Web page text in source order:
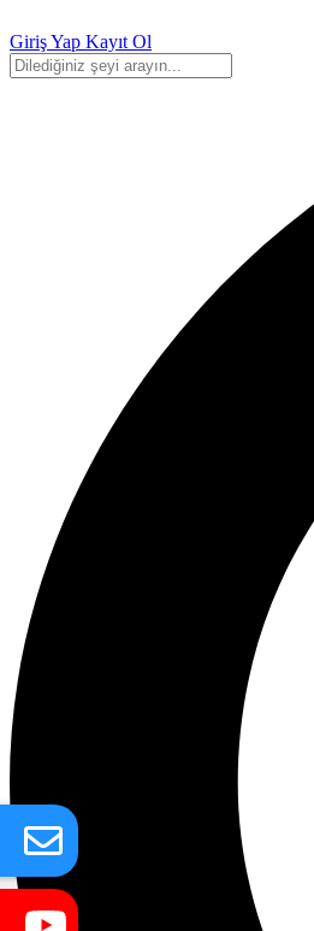
Giriş Yap Kayıt Ol